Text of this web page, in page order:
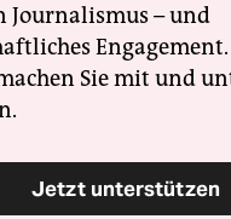
Journalismus – und
Sie mit und
Jetzt unterstützen